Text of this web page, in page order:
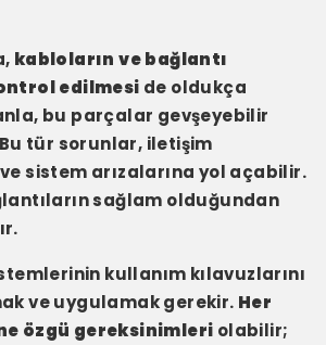
kabloların ve bağlantı
edilmesi de oldukça
bu parçalar gevşeyebilir
tür sorunlar, iletişim
sistem arızalarına yol açabilir.
sağlam olduğundan
kullanım kılavuzlarını
ve uygulamak gerekir. Her
özgü gereksinimleri olabilir;